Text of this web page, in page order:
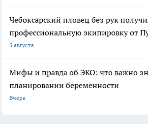
Чебоксарский пловец без рук
профессиональную экипировку от
5 августа
Мифы и правда об ЭКО: что важно
планировании беременности
Вчера